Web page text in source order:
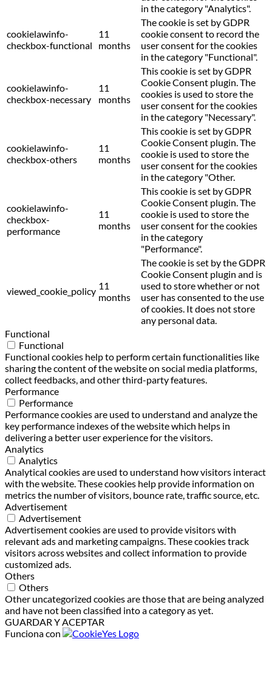
in the category "Analytics".
cookielawinfo-
checkbox-functional
11
months
The cookie is set by GDPR
cookie consent to record the
user consent for the cookies
in the category "Functional".
cookielawinfo-
checkbox-necessary
11
months
This cookie is set by GDPR
Cookie Consent plugin. The
cookies is used to store the
user consent for the cookies
in the category "Necessary".
cookielawinfo-
checkbox-others
11
months
This cookie is set by GDPR
Cookie Consent plugin. The
cookie is used to store the
user consent for the cookies
in the category "Other.
cookielawinfo-
checkbox-
performance
11
months
This cookie is set by GDPR
Cookie Consent plugin. The
cookie is used to store the
user consent for the cookies
in the category
"Performance".
viewed_cookie_policy 11
months
The cookie is set by the GDPR
Cookie Consent plugin and is
used to store whether or not
user has consented to the use
of cookies. It does not store
any personal data.
Functional
Functional
Functional cookies help to perform certain functionalities like
sharing the content of the website on social media platforms,
collect feedbacks, and other third-party features.
Performance
Performance
Performance cookies are used to understand and analyze the
key performance indexes of the website which helps in
delivering a better user experience for the visitors.
Analytics
Analytics
Analytical cookies are used to understand how visitors interact
with the website. These cookies help provide information on
metrics the number of visitors, bounce rate, traffic source, etc.
Advertisement
Advertisement
Advertisement cookies are used to provide visitors with
relevant ads and marketing campaigns. These cookies track
visitors across websites and collect information to provide
customized ads.
Others
Others
Other uncategorized cookies are those that are being analyzed
and have not been classified into a category as yet.
GUARDAR Y ACEPTAR
Funciona con